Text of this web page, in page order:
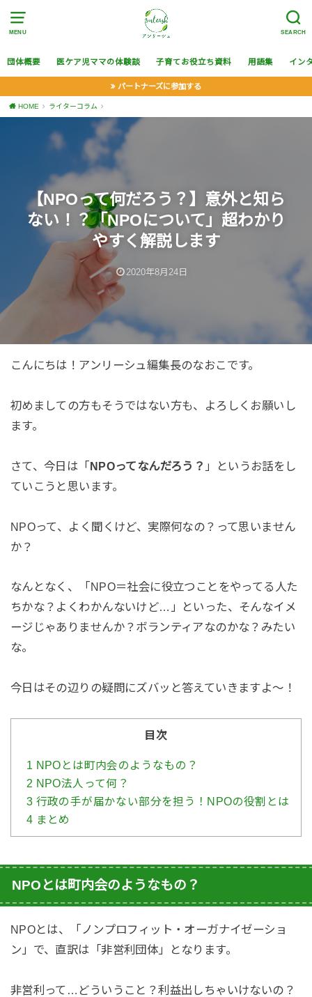
MENU SEARCH
団体概要 医ケア児ママの体験談 子育てお役立ち資料 用語集 イン
パートナーズに参加する
HOME ライターコラム
【NPOって何だろう？】意外と知ら
ない！？「NPOについて」超わかり
やすく解説します
2020年8月24日
こんにちは！アンリーシュ編集長のなおこです。
初めましての方もそうではない方も、よろしくお願いし
ます。
さて、今日は「NPOってなんだろう？ 」というお話をし
ていこうと思います。
NPOって、よく聞くけど、実際何なの？って思いません
か？
なんとなく、「NPO＝社会に役立つことをやってる人た
ちかな？よくわかんないけど…」といった、そんなイメ
ージじゃありませんか？ボランティアなのかな？みたい
な。
今日はその辺りの疑問にズバッと答えていきますよ〜！
目次
1 NPOとは町内会のようなもの？
2 NPO法人って何？
3 行政の手が届かない部分を担う！NPOの役割とは
4 まとめ
NPOとは町内会のようなもの？
NPOとは、「ノンプロフィット・オーガナイゼーショ
ン」で、直訳は「非営利団体」となります。
非営利って…どういうこと？利益出しちゃいけないの？